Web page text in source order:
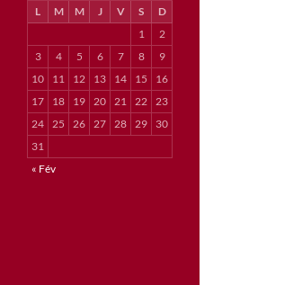
L M M J V S
D
1
2
3
4 5 6 7 8
9
10
11 12 13 14 15
16
17
18 19 20 21 22 23
24 25 26 27 28 29
30
31
« Fév